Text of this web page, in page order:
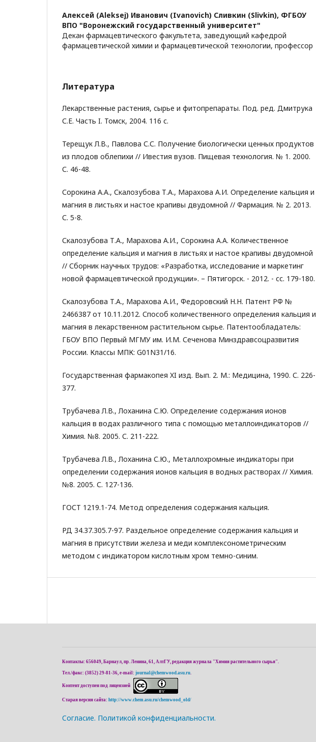
Алексей (Aleksej) Иванович (Ivanovich) Сливкин (Slivkin), ФГБОУ
ВПО "Воронежский государственный университет"
Декан фармацевтического факультета, заведующий кафедрой
фармацевтической химии и фармацевтической технологии, профессор
Литература
Лекарственные растения, сырье и фитопрепараты. Под. ред. Дмитрука
С.Е. Часть I. Томск, 2004. 116 с.
Терещук Л.В., Павлова С.С. Получение биологически ценных продуктов
из плодов облепихи // Ивестия вузов. Пищевая технология. № 1. 2000.
С. 46-48.
Сорокина А.А., Скалозубова Т.А., Марахова А.И. Определение кальция и
магния в листьях и настое крапивы двудомной // Фармация. № 2. 2013.
С. 5-8.
Скалозубова Т.А., Марахова А.И., Сорокина А.А. Количественное
определение кальция и магния в листьях и настое крапивы двудомной
// Сборник научных трудов: «Разработка, исследование и маркетинг
новой фармацевтической продукции». – Пятигорск. - 2012. - сс. 179-180.
Скалозубова Т.А., Марахова А.И., Федоровский Н.Н. Патент РФ №
2466387 от 10.11.2012. Способ количественного определения кальция и
магния в лекарственном растительном сырье. Патентообладатель:
ГБОУ ВПО Первый МГМУ им. И.М. Сеченова Минздравсоцразвития
России. Классы МПК: G01N31/16.
Государственная фармакопея XI изд. Вып. 2. М.: Медицина, 1990. С. 226-
377.
Трубачева Л.В., Лоханина С.Ю. Определение содержания ионов
кальция в водах различного типа с помощью металлоиндикаторов //
Химия. №8. 2005. С. 211-222.
Трубачева Л.В., Лоханина С.Ю., Металлохромные индикаторы при
определении содержания ионов кальция в водных растворах // Химия.
№8. 2005. С. 127-136.
ГОСТ 1219.1-74. Метод определения содержания кальция.
РД 34.37.305.7-97. Раздельное определение содержания кальция и
магния в присутствии железа и меди комплексонометрическим
методом с индикатором кислотным хром темно-синим.
Контакты: 656049, Барнаул, пр. Ленина, 61, АлтГУ, редакция журнала "Химия растительного сырья".
Тел./факс: (3852) 29-81-36, e-mail: journal@chemwood.asu.ru.
Контент доступен под лицензией
Старая версия сайта: http://www.chem.asu.ru/chemwood_old/
Cогласие. Политикой конфиденциальности.